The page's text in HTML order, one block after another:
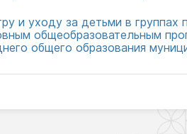
и уходу за детьми в группах
общеобразовательным
общего образования